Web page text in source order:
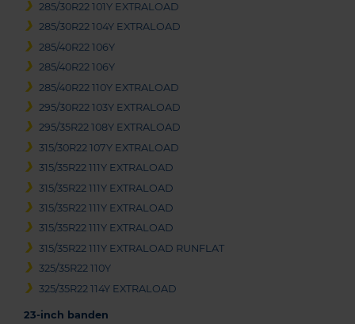
285/30R22 101Y EXTRALOAD
285/30R22 104Y EXTRALOAD
285/40R22 106Y
285/40R22 106Y
285/40R22 110Y EXTRALOAD
295/30R22 103Y EXTRALOAD
295/35R22 108Y EXTRALOAD
315/30R22 107Y EXTRALOAD
315/35R22 111Y EXTRALOAD
315/35R22 111Y EXTRALOAD
315/35R22 111Y EXTRALOAD
315/35R22 111Y EXTRALOAD
315/35R22 111Y EXTRALOAD RUNFLAT
325/35R22 110Y
325/35R22 114Y EXTRALOAD
23-inch banden